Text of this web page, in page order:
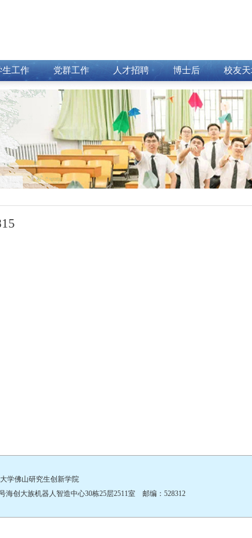
生工作 党群工作 人才招聘 博士后 校友
学佛山研究生创新学院
海创大族机器人智造中心30栋25层2511室 邮编：528312